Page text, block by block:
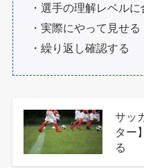
・選手の理解レベルに
・実際にやって見せる
・繰り返し確認する
サッ
ター
る